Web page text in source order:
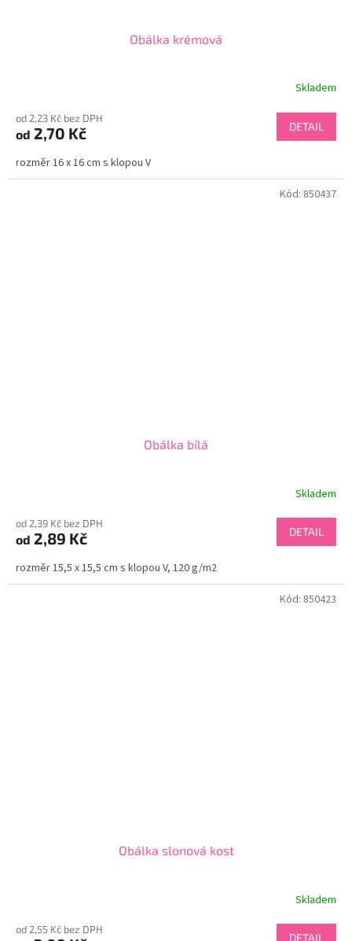
Obálka krémová
Skladem
od 2,23 Kč bez DPH
od 2,70 Kč DETAIL
rozměr 16 x 16 cm s klopou V
Obálka bílá
Skladem
od 2,39 Kč bez DPH
od 2,89 Kč DETAIL
rozměr 15,5 x 15,5 cm s klopou V, 120 g/m2
Kód: 850437
Obálka slonová kost
Skladem
od 2,55 Kč bez DPH
DETAIL
Kód: 850423